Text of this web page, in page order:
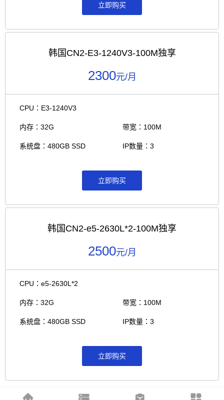
立即购买
韩国CN2-E3-1240V3-100M独享
2300元/月
CPU：E3-1240V3
内存：32G
系统盘：480GB SSD
带宽：100M
IP数量：3
立即购买
韩国CN2-e5-2630L*2-100M独享
2500元/月
CPU：e5-2630L*2
内存：32G
系统盘：480GB SSD
带宽：100M
IP数量：3
立即购买